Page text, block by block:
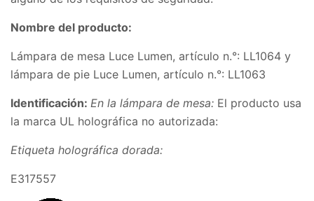
Nombre del producto:
Lámpara de mesa Luce Lumen, artículo n.°: LL1064 y
lámpara de pie Luce Lumen, artículo n.°: LL1063
Identificación: En la lámpara de mesa: El producto usa
la marca UL holográfica no autorizada:
Etiqueta holográfica dorada:
E317557